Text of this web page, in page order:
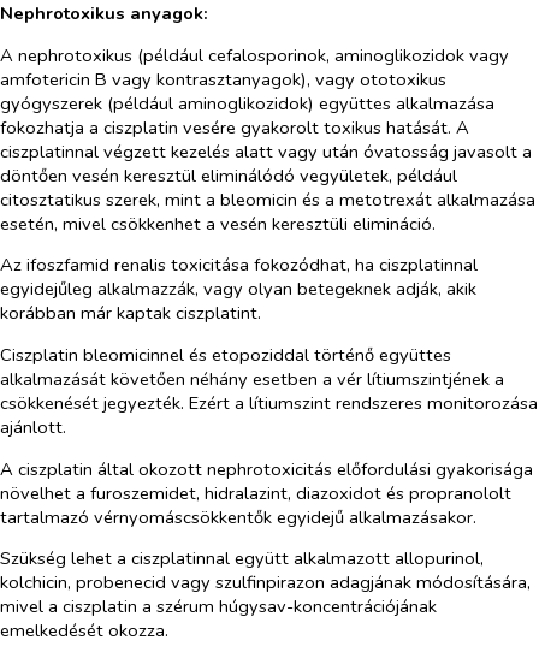
Nephrotoxikus anyagok:
A nephrotoxikus (például cefalosporinok, aminoglikozidok vagy
amfotericin B vagy kontrasztanyagok), vagy ototoxikus
gyógyszerek (például aminoglikozidok) együttes alkalmazása
fokozhatja a ciszplatin vesére gyakorolt toxikus hatását. A
ciszplatinnal végzett kezelés alatt vagy után óvatosság javasolt a
döntően vesén keresztül eliminálódó vegyületek, például
citosztatikus szerek, mint a bleomicin és a metotrexát alkalmazása
esetén, mivel csökkenhet a vesén keresztüli elimináció.
Az ifoszfamid renalis toxicitása fokozódhat, ha ciszplatinnal
egyidejűleg alkalmazzák, vagy olyan betegeknek adják, akik
korábban már kaptak ciszplatint.
Ciszplatin bleomicinnel és etopoziddal történő együttes
alkalmazását követően néhány esetben a vér lítiumszintjének a
csökkenését jegyezték. Ezért a lítiumszint rendszeres monitorozása
ajánlott.
A ciszplatin által okozott nephrotoxicitás előfordulási gyakorisága
növelhet a furoszemidet, hidralazint, diazoxidot és propranololt
tartalmazó vérnyomáscsökkentők egyidejű alkalmazásakor.
Szükség lehet a ciszplatinnal együtt alkalmazott allopurinol,
kolchicin, probenecid vagy szulfinpirazon adagjának módosítására,
mivel a ciszplatin a szérum húgysav-koncentrációjának
emelkedését okozza.